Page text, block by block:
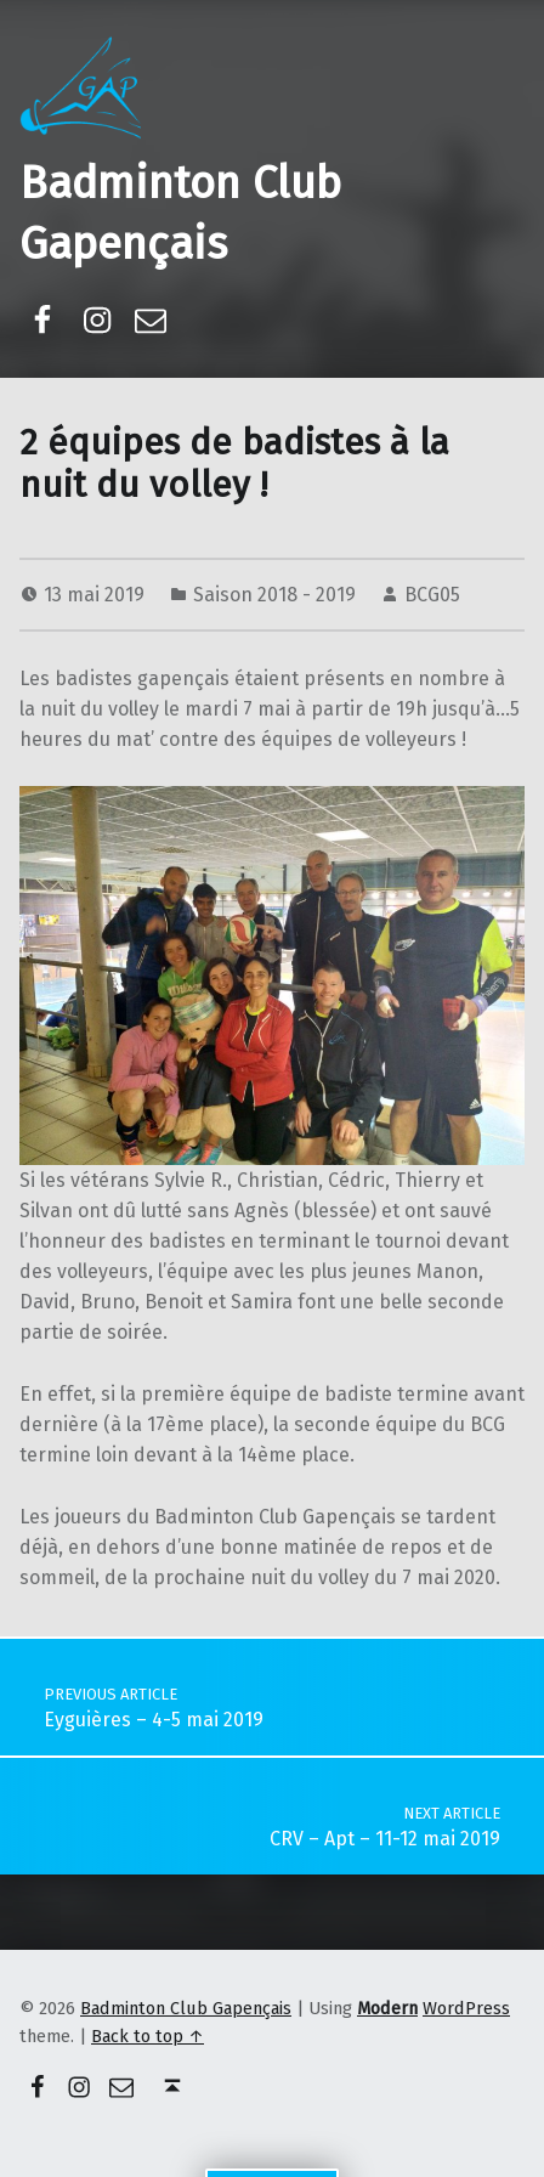
Badminton Club
Gapençais
2 équipes de badistes à la
nuit du volley !
13 mai 2019 Saison 2018 - 2019 BCG05
Les badistes gapençais étaient présents en nombre à
la nuit du volley le mardi 7 mai à partir de 19h jusqu’à…5
heures du mat’ contre des équipes de volleyeurs !
Si les vétérans Sylvie R., Christian, Cédric, Thierry et
Silvan ont dû lutté sans Agnès (blessée) et ont sauvé
l’honneur des badistes en terminant le tournoi devant
des volleyeurs, l’équipe avec les plus jeunes Manon,
David, Bruno, Benoit et Samira font une belle seconde
partie de soirée.
En effet, si la première équipe de badiste termine avant
dernière (à la 17ème place), la seconde équipe du BCG
termine loin devant à la 14ème place.
Les joueurs du Badminton Club Gapençais se tardent
déjà, en dehors d’une bonne matinée de repos et de
sommeil, de la prochaine nuit du volley du 7 mai 2020.
Post navigation
PREVIOUS ARTICLE
Eyguières – 4-5 mai 2019
NEXT ARTICLE
CRV – Apt – 11-12 mai 2019
© 2026 Badminton Club Gapençais | Using Modern WordPress
theme. | Back to top ↑